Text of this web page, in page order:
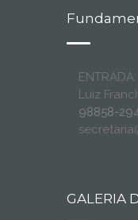
Luiz
98858-
GALERIA